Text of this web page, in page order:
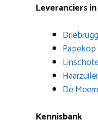
Leveranciers
Papekop
De Meern
Kennisbank